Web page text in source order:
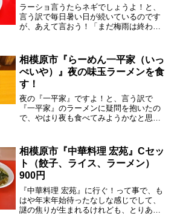
ラーショ言うたらネギでしょうよ！と、
言う訳で毎日暑い日が続いているのです
が、あえて言おう！「まだ梅雨は終わっ
ってない説。って事で、それとなく『ラ
ーメンショップ相模原店』...
相模原市『らーめん一平家（いっ
ぺいや）』夜の味玉ラーメンを食
す！
夜の『一平家』ですよ！と、言う訳で
『一平家』のラーメンに疑問を抱いたの
で、やはり夜も食べてみようかなと思っ
らかもですし？ま、そこら辺が店炊きの
難しいトコロでも有り、魅力...
相模原市『中華料理 宏苑』Cセッ
ト（餃子、ライス、ラーメン）
900円
『中華料理 宏苑』に行ぐ！って事で、も
はや年末年始待ったなしな感じでして、
謎の焦りが生まれるけれども、とりあえ